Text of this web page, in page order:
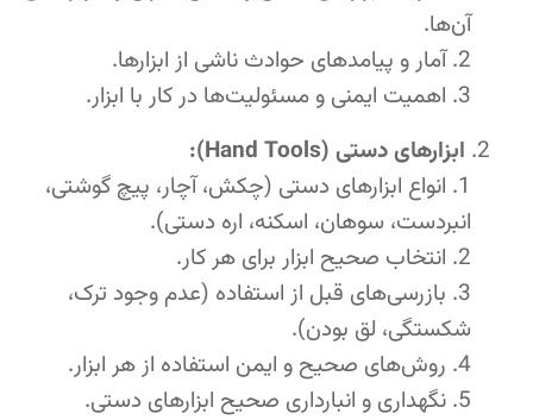
آن‌ها.
آمار و پیامدهای حوادث ناشی از ابزارها.
اهمیت ایمنی و مسئولیت‌ها در کار با ابزار.
ابزارهای دستی (Hand Tools):
انواع ابزارهای دستی (چکش، آچار، پیچ گوشتی،
انبردست، سوهان، اسکنه، اره دستی).
انتخاب صحیح ابزار برای هر کار.
بازرسی‌های قبل از استفاده (عدم وجود ترک،
شکستگی، لق بودن).
روش‌های صحیح و ایمن استفاده از هر ابزار.
نگهداری و انبارداری صحیح ابزارهای دستی.